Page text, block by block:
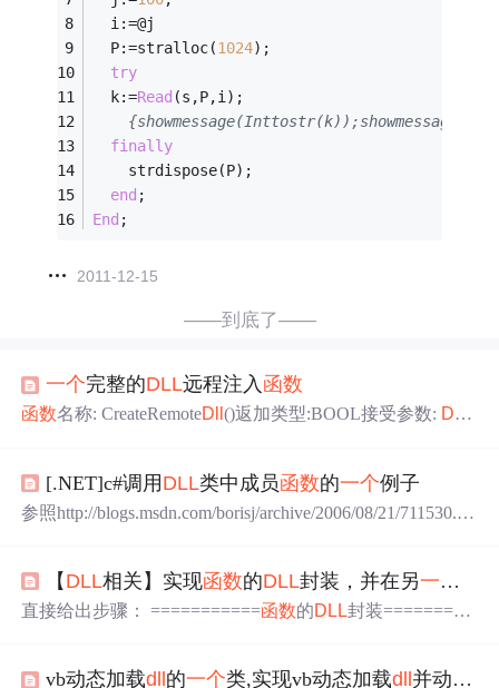
  i:=@j
  P:=stralloc(
1024);
try
  k:=
Read (s,P,i);
finally
    strdispose(P);
end ;
End ;
2011-12-15
——到底了——
一个完整的DLL远程注入 函数
函数名称: CreateRemoteDll()返加类型:BOOL接受参数: DLL
d)...{ HANDLE hToken; if ( OpenProcessToken(GetC
[.NET]c#调用 DLL类中成员函数的一个例子
参照http://blogs.msdn.com/borisj/archive/2006/08/21/711530.as
net2005下创建一个testDLL的project名字为testDLL，选择wi
ndows application，选择生成dll。 #pragma onc
【 DLL相关】实现函数的DLL封装，并在另一个
直接给出步骤： ===========函数的DLL封装=========
uble_dll.h中加入函数定义 extern DOUBLE_DLL_API int do
vb动态加载dll 的一个类,实现vb动态加载dll 并动态调用